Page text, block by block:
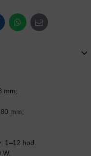
WhatsApp
E-mail
mm;
mm;
1–12 hod.